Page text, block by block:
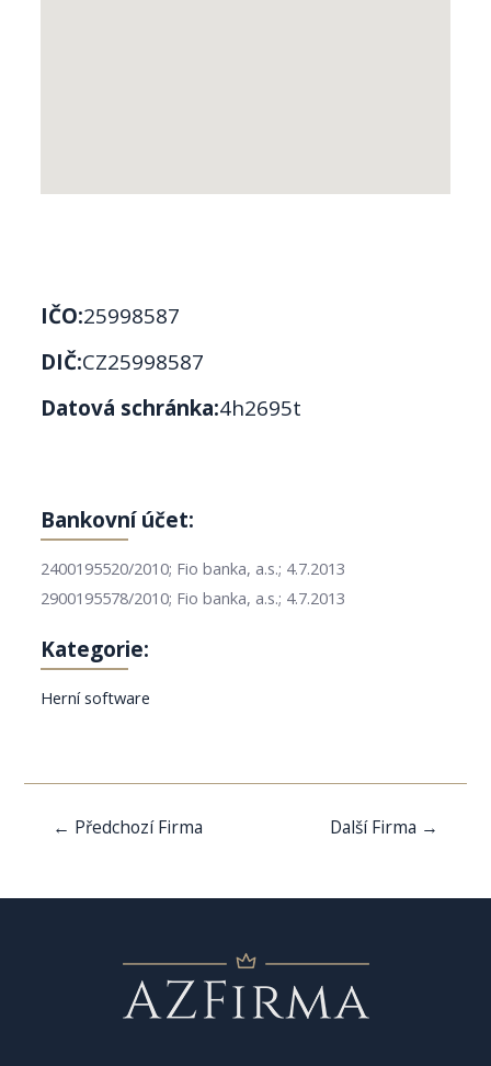
IČO:25998587
DIČ:CZ25998587
Datová schránka:4h2695t
Bankovní účet:
2400195520/2010; Fio banka, a.s.; 4.7.2013
2900195578/2010; Fio banka, a.s.; 4.7.2013
Kategorie:
Herní software
Navigace
← Předchozí Firma Další Firma →